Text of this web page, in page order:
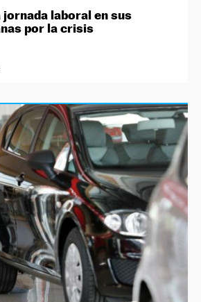
laboral en sus
por la crisis